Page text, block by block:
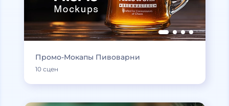
Промо-Мокапы Пивоварни
10 сцен